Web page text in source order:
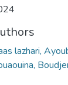
lazhari,